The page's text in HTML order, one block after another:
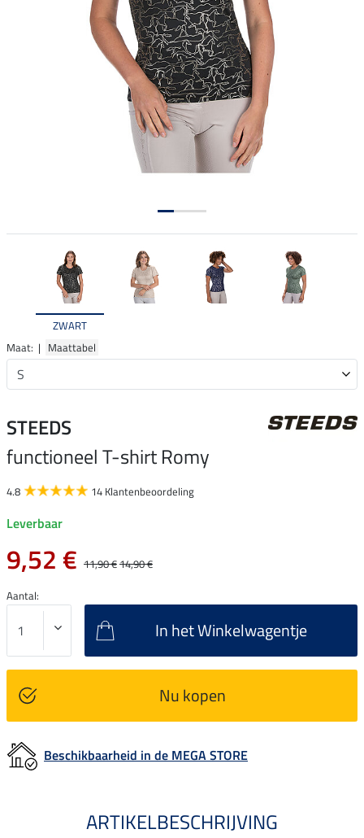
ZWART
Maat: | Maattabel
STEEDS
functioneel T-shirt Romy
4.8 14 Klantenbeoordeling
Leverbaar
9,52 € 11,90 €14,90 €
Aantal:
In het Winkelwagentje
Nu kopen
Beschikbaarheid in de MEGA STORE
ARTIKELBESCHRIJVING